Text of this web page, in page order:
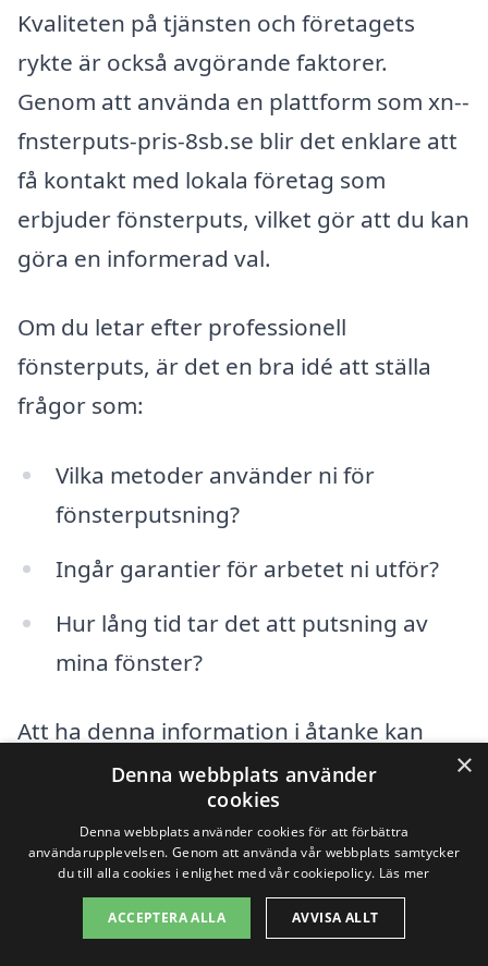
Kvaliteten på tjänsten och företagets
rykte är också avgörande faktorer.
Genom att använda en plattform som xn--
fnsterputs-pris-8sb.se blir det enklare att
få kontakt med lokala företag som
erbjuder fönsterputs, vilket gör att du kan
göra en informerad val.
Om du letar efter professionell
fönsterputs, är det en bra idé att ställa
frågor som:
Vilka metoder använder ni för
fönsterputsning?
Ingår garantier för arbetet ni utför?
Hur lång tid tar det att putsning av
mina fönster?
Att ha denna information i åtanke kan
hjälpa dig att navigera mellan de olika
alternativen och slutligen hitta det bästa
erbjudandet för fönsterputs i Korsgården.
Få 3 erbjudanden, gratis och utan
×
Denna webbplats använder
cookies
Denna webbplats använder cookies för att förbättra
användarupplevelsen. Genom att använda vår webbplats samtycker
du till alla cookies i enlighet med vår cookiepolicy. Läs mer
ACCEPTERA ALLA AVVISA ALLT